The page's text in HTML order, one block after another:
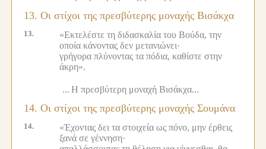
13. Οι στίχοι της πρεσβύτερης μοναχής Βισάκχα
13.
«Εκτελέστε τη διδασκαλία του Βούδα, την
οποία κάνοντας δεν μετανιώνει·
γρήγορα πλύνοντας τα πόδια, καθίστε στην
άκρη».
... Η πρεσβύτερη μοναχή Βισάκχα...
14. Οι στίχοι της πρεσβύτερης μοναχής Σουμάνα
14.
«Έχοντας δει τα στοιχεία ως πόνο, μην έρθεις
ξανά σε γέννηση·